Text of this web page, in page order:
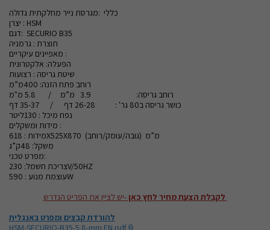
יצרן : HSM
דגם: SECURIO B35
תוצרת : גרמניה
מאפיינים עיקריים :
הפעלה: אלקטרונית
רוחב פתח הזנה: 400מ”מ
רוחב גריסה: 3.9 מ”מ / 5.8 מ"מ
כושר גריסה ב80 גר' : 26-28 דף / 35-37 דף
נפח מיכל : 130ליטר
מידות ומשקלים :
מידות : 618X525X870 מ”מ (גובה/עומק/רוחב)
משקל: 48ק”ג
מפרט טכני:
צריכת חשמל: 230V/50HZ
עוצמת מנוע : 590W
לקבלת הצעת מחיר לחץ כאן-יש לציין את הפריט הנדרש
להורדת קבצים ומפרט באנגלית
HSM-SECURIO-B35-5.8-mm.EN.pdf